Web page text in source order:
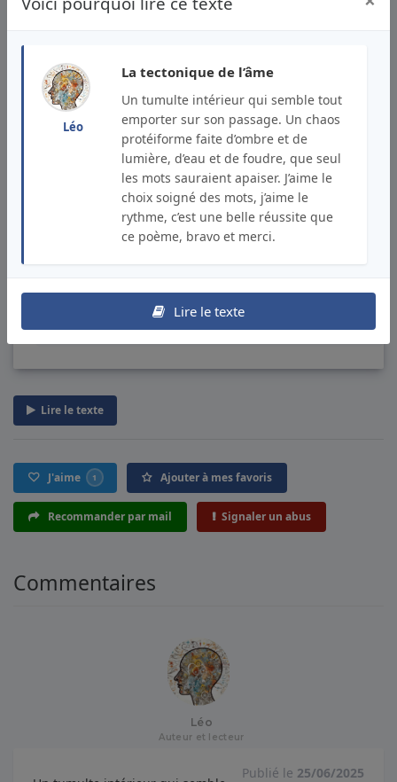
Léo
La tectonique de l’âme
Un tumulte intérieur qui semble tout
emporter sur son passage. Un chaos
protéiforme faite d’ombre et de
lumière, d’eau et de foudre, que seul
les mots sauraient apaiser. J’aime le
choix soigné des mots, j’aime le
rythme, c’est une belle réussite que
ce poème, bravo et merci.
Lire le texte
d'eaux bleues, la brume,
créant de leurs courants l'écume
qui se répand au bord
Lucie R.
Publié le 25/06/2025 / 34 lectures
Lire le texte
J'aime 1 Ajouter à mes favoris
Recommander par mail Signaler un abus
Commentaires
Léo
Auteur et lecteur
Publié le 25/06/2025